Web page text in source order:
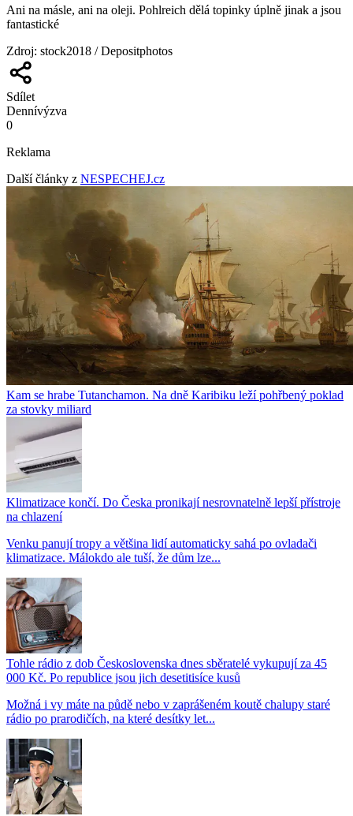
Ani na másle, ani na oleji. Pohlreich dělá topinky úplně jinak a jsou
fantastické
Zdroj: stock2018 / Depositphotos
Sdílet
Dennívýzva
0
Reklama
Další články z NESPECHEJ.cz
Kam se hrabe Tutanchamon. Na dně Karibiku leží pohřbený poklad
za stovky miliard
Klimatizace končí. Do Česka pronikají nesrovnatelně lepší přístroje
na chlazení
Venku panují tropy a většina lidí automaticky sahá po ovladači
klimatizace. Málokdo ale tuší, že dům lze...
Tohle rádio z dob Československa dnes sběratelé vykupují za 45
000 Kč. Po republice jsou jich desetitisíce kusů
Možná i vy máte na půdě nebo v zaprášeném koutě chalupy staré
rádio po prarodičích, na které desítky let...